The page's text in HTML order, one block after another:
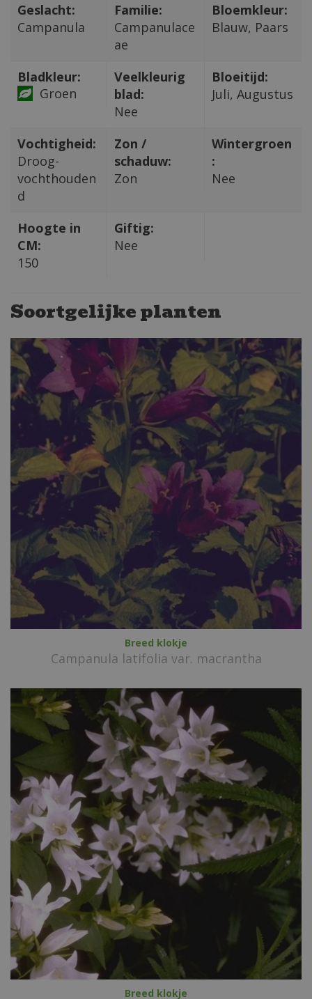
Geslacht:
Campanula
Familie:
Campanulace
ae
Bloemkleur:
Blauw, Paars
Bladkleur:
Groen
Veelkleurig
blad:
Nee
Bloeitijd:
Juli, Augustus
Vochtigheid:
Droog-
vochthouden
d
Zon /
schaduw:
Zon
Wintergroen
:
Nee
Hoogte in
CM:
150
Giftig:
Nee
Soortgelijke planten
Breed klokje
Campanula latifolia var. macrantha
Breed klokje